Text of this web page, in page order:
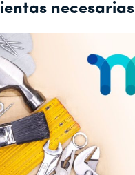
necesarias